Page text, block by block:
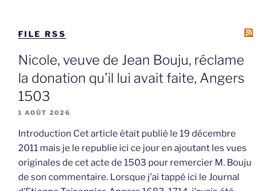
FILE RSS
Nicole, veuve de Jean Bouju, réclame
la donation qu’il lui avait faite, Angers
1503
1 AOÛT 2026
Introduction Cet article était publié le 19 décembre
2011 mais je le republie ici ce jour en ajoutant les vues
originales de cet acte de 1503 pour remercier M. Bouju
de son commentaire. Lorsque j’ai tappé ici le Journal